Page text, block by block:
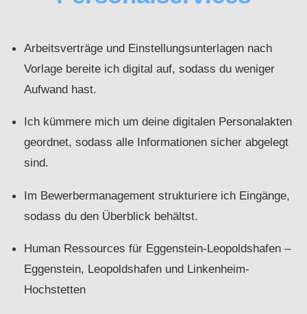
Arbeitsverträge und Einstellungsunterlagen nach
Vorlage bereite ich digital auf, sodass du weniger
Aufwand hast.
Ich kümmere mich um deine digitalen Personalakten
geordnet, sodass alle Informationen sicher abgelegt
sind.
Im Bewerbermanagement strukturiere ich Eingänge,
sodass du den Überblick behältst.
Human Ressources für Eggenstein-Leopoldshafen –
Eggenstein, Leopoldshafen und Linkenheim-
Hochstetten